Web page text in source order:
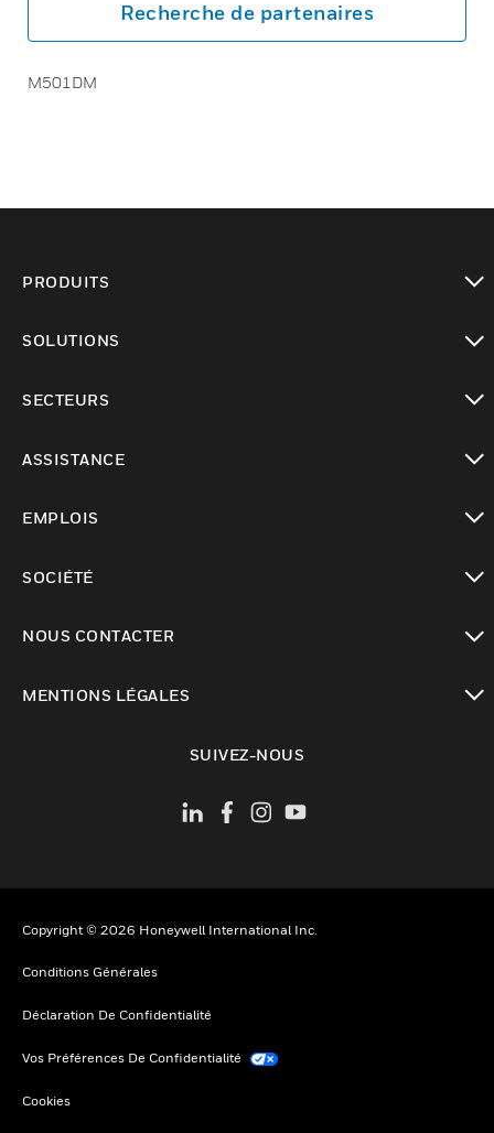
Recherche de partenaires
M501DM
PRODUITS
SOLUTIONS
SECTEURS
ASSISTANCE
EMPLOIS
SOCIÉTÉ
NOUS CONTACTER
MENTIONS LÉGALES
SUIVEZ-NOUS
Copyright © 2026 Honeywell International Inc.
Conditions Générales
Déclaration De Confidentialité
Vos Préférences De Confidentialité
Cookies